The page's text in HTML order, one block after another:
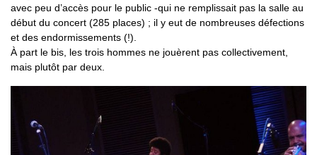
avec peu d’accès pour le public -qui ne remplissait pas la salle au
début du concert (285 places) ; il y eut de nombreuses défections
et des endormissements (!).
À part le bis, les trois hommes ne jouèrent pas collectivement,
mais plutôt par deux.